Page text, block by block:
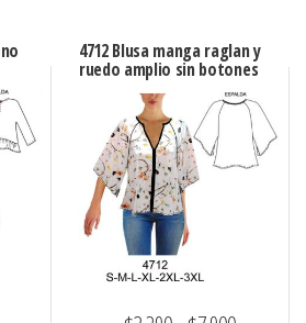
4712 Blusa manga raglan y
ruedo amplio sin botones